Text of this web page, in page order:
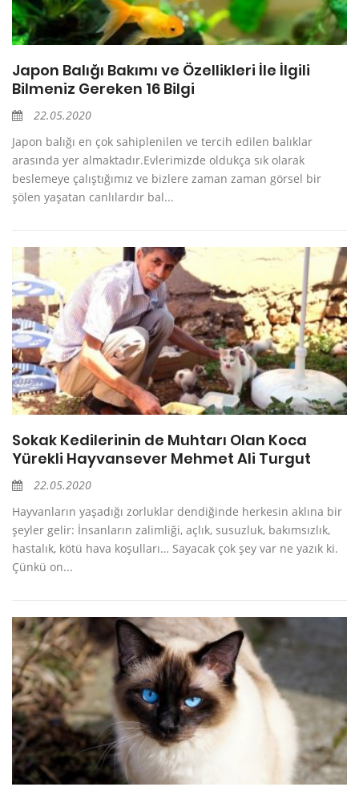
Japon Balığı Bakımı ve Özellikleri İle İlgili
Bilmeniz Gereken 16 Bilgi
22.05.2020
Japon balığı en çok sahiplenilen ve tercih edilen balıklar
arasında yer almaktadır.Evlerimizde oldukça sık olarak
beslemeye çalıştığımız ve bizlere zaman zaman görsel bir
şölen yaşatan canlılardır bal...
Sokak Kedilerinin de Muhtarı Olan Koca
Yürekli Hayvansever Mehmet Ali Turgut
22.05.2020
Hayvanların yaşadığı zorluklar dendiğinde herkesin aklına bir
şeyler gelir: İnsanların zalimliği, açlık, susuzluk, bakımsızlık,
hastalık, kötü hava koşulları… Sayacak çok şey var ne yazık ki.
Çünkü on...